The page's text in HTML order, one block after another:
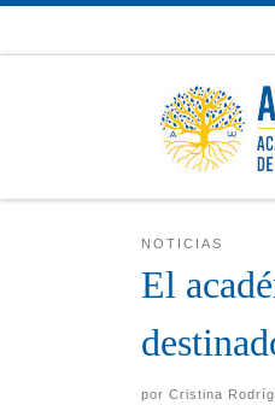
NOTICIAS
El
por Cristina